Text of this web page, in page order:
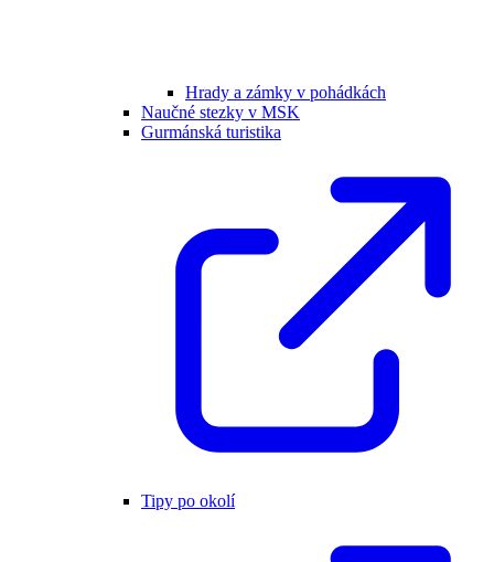
Hrady a zámky v pohádkách
Naučné stezky v MSK
Gurmánská turistika
Tipy po okolí